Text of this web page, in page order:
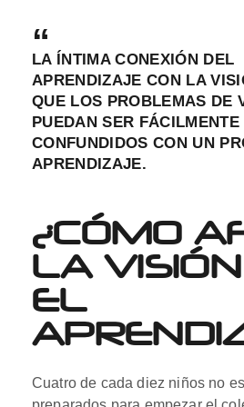
LA ÍNTIMA CONEXIÓN DEL
APRENDIZAJE CON LA
QUE LOS PROBLEMAS DE
PUEDAN SER FÁCILMENTE
CONFUNDIDOS CON UN
APRENDIZAJE.
¿CÓMO
LA
EL
Cuatro de cada diez niños no